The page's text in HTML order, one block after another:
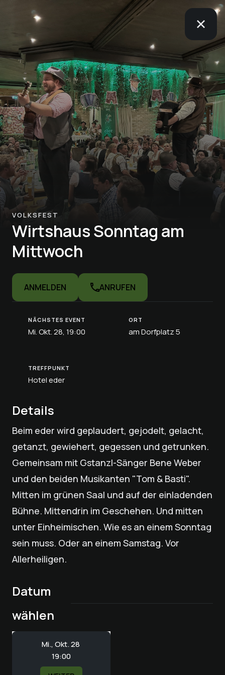
VOLKSFEST
Wirtshaus Sonntag am
Mittwoch
ANMELDEN ANRUFEN
NÄCHSTES EVENT
Mi. Okt. 28, 19:00
ORT
am Dorfplatz 5
TREFFPUNKT
Hotel eder
Details
Beim eder wird geplaudert, gejodelt, gelacht,
getanzt, gewiehert, gegessen und getrunken.
Gemeinsam mit Gstanzl-Sänger Bene Weber
und den beiden Musikanten "Tom & Basti".
Mitten im grünen Saal und auf der einladenden
Bühne. Mittendrin im Geschehen. Und mitten
unter Einheimischen. Wie es an einem Sonntag
sein muss. Oder an einem Samstag. Vor
Allerheiligen.
Datum
wählen
Mi., Okt. 28
19:00